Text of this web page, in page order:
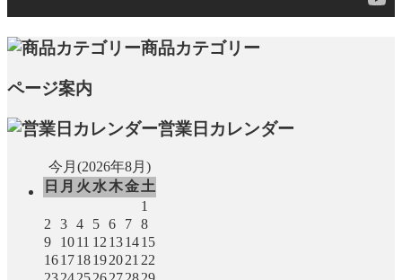
商品カテゴリー
ページ案内
営業日カレンダー
今月(2026年8月)
日 月 火 水木金土
1
2
3 4 5 6 7 8
9
1011 12 131415
161718192021 22